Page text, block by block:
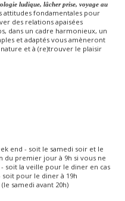
ludique, lâcher prise, voyage au
attitudes fondamentales pour
des relations apaisées
dans un cadre harmonieux, un
et adaptés vous amèneront
et à (re)trouver le plaisir
end - soit le samedi soir et le
du premier jour à 9h si vous ne
soit la veille pour le diner en cas
soit pour le diner à 19h
samedi avant 20h)